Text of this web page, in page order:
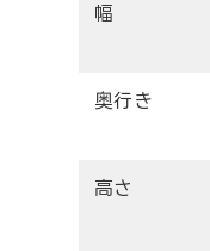
幅
奥行き
高さ